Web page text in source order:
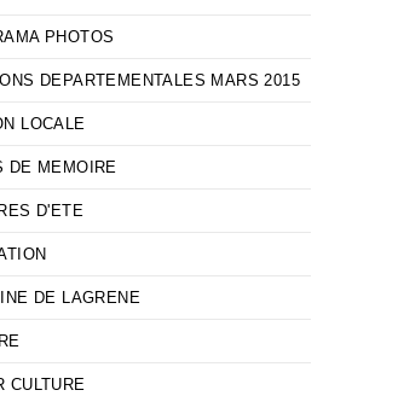
PHOTOS
DEPARTEMENTALES MARS 2015
LOCALE
DE MEMOIRE
D'ETE
DE LAGRENE
CULTURE